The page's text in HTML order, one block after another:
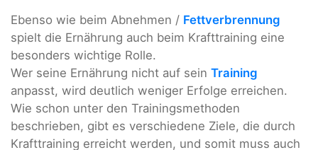
Ebenso wie beim Abnehmen / Fettverbrennung
spielt die Ernährung auch beim Krafttraining eine
besonders wichtige Rolle.
Wer seine Ernährung nicht auf sein Training
anpasst, wird deutlich weniger Erfolge erreichen.
Wie schon unter den Trainingsmethoden
beschrieben, gibt es verschiedene Ziele, die durch
Krafttraining erreicht werden, und somit muss auch